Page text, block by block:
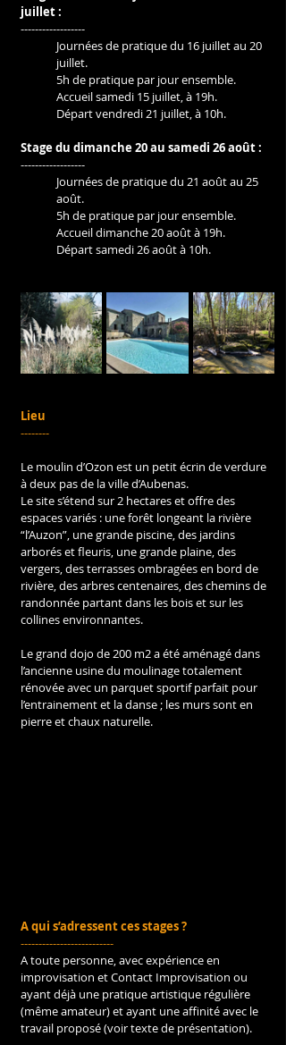
juillet :
------------------
Journées de pratique du 16 juillet au 20
juillet.
5h de pratique par jour ensemble.
Accueil samedi 15 juillet, à 19h.
Départ vendredi 21 juillet, à 10h.
Stage du dimanche 20 au samedi 26 août :
------------------
Journées de pratique du 21 août au 25
août.
5h de pratique par jour ensemble.
Accueil dimanche 20 août à 19h.
Départ samedi 26 août à 10h.
Lieu
--------
Le moulin d’Ozon est un petit écrin de verdure
à deux pas de la ville d’Aubenas.
Le site s’étend sur 2 hectares et offre des
espaces variés : une forêt longeant la rivière
“l’Auzon”, une grande piscine, des jardins
arborés et fleuris, une grande plaine, des
vergers, des terrasses ombragées en bord de
rivière, des arbres centenaires, des chemins de
randonnée partant dans les bois et sur les
collines environnantes.
Le grand dojo de 200 m2 a été aménagé dans
l’ancienne usine du moulinage totalement
rénovée avec un parquet sportif parfait pour
l’entrainement et la danse ; les murs sont en
pierre et chaux naturelle.
A qui s’adressent ces stages ?
--------------------------
A toute personne, avec expérience en
improvisation et Contact Improvisation ou
ayant déjà une pratique artistique régulière
(même amateur) et ayant une affinité avec le
travail proposé (voir texte de présentation).